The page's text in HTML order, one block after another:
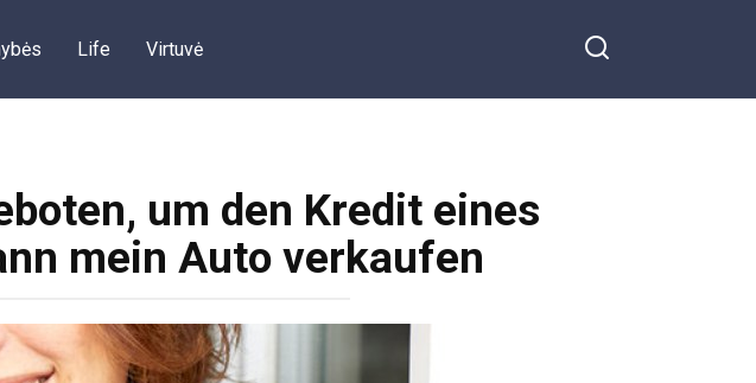
Life Virtuvė
um den Kredit eines
mein Auto verkaufen